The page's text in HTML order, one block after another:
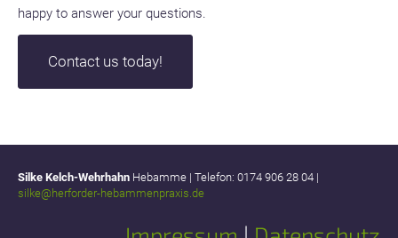
happy to answer your questions.
Contact us today!
Silke Kelch-Wehrhahn Hebamme | Telefon: 0174 906 28 04 |
silke@herforder-hebammenpraxis.de